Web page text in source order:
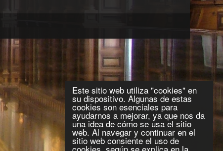
Este sitio web utiliza "cookies" en
su dispositivo. Algunas de estas
cookies son esenciales para
ayudarnos a mejorar, ya que nos da
una idea de cómo se usa el sitio
web. Al navegar y continuar en el
sitio web consiente el uso de